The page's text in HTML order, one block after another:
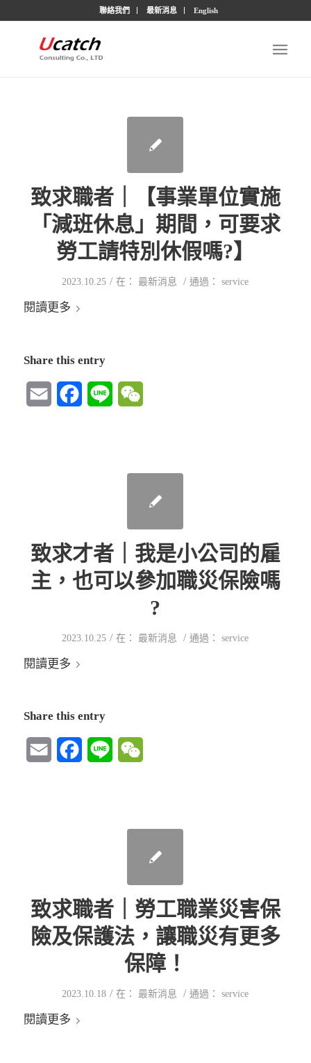
聯絡我們 最新消息 English
致求職者｜【事業單位實施
「減班休息」期間，可要求
勞工請特別休假嗎?】
2023.10.25 / 在： 最新消息 / 通過：service
閱讀更多
Share this entry
Email FacebookLine
致求才者｜我是小公司的雇
主，也可以參加職災保險嗎
?
2023.10.25 / 在： 最新消息 / 通過：service
閱讀更多
Share this entry
Email FacebookLine
致求職者｜勞工職業災害保
險及保護法，讓職災有更多
保障！
2023.10.18 / 在： 最新消息 / 通過：service
閱讀更多